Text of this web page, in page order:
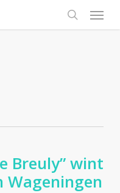
search
Menu
Breuly” wint